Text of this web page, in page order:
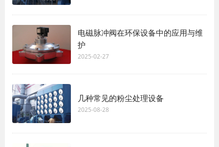
电磁脉冲阀在环保设备中的应用与维
护
2025-02-27
几种常见的粉尘处理设备
2025-08-28